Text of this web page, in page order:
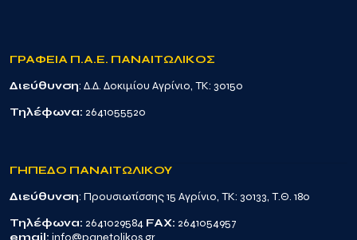
ΓΡΑΦΕΙΑ Π.Α.Ε. ΠΑΝΑΙΤΩΛΙΚΟΣ
Διεύθυνση: Δ.Δ. Δοκιμίου Αγρίνιο, TK: 30150
Τηλέφωνα: 2641055520
ΓΗΠΕΔΟ ΠΑΝΑΙΤΩΛΙΚΟΥ
Διεύθυνση: Προυσιωτίσσης 15 Αγρίνιο, TK: 30133, Τ.Θ. 180
Τηλέφωνα: 2641029584 FAX: 2641054957
email: info@panetolikos.gr